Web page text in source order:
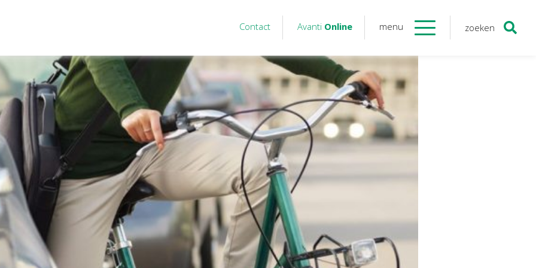
Contact Avanti Online menu zoeken
personeel
advies
Purmerend
Nieuws&informatie
Nieuwsbrief
Nieuwsoverzicht
Handige links
Downloads
Contact
AvantiOnline
Twinfield – Boekhouden
BaseCone – Facturen